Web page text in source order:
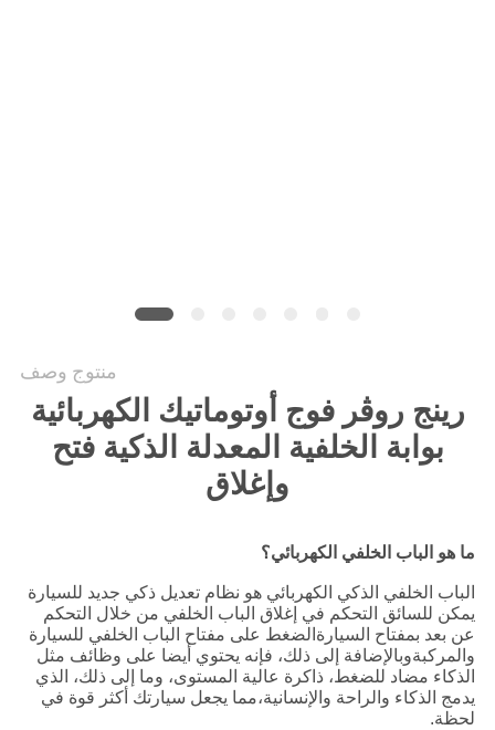
منتوج وصف
رينج روڤر فوج أوتوماتيك الكهربائية
بوابة الخلفية المعدلة الذكية فتح
وإغلاق
ما هو الباب الخلفي الكهربائي؟
الباب الخلفي الذكي الكهربائي هو نظام تعديل ذكي جديد للسيارة
يمكن للسائق التحكم في إغلاق الباب الخلفي من خلال التحكم
عن بعد بمفتاح السيارةالضغط على مفتاح الباب الخلفي للسيارة
والمركبةوبالإضافة إلى ذلك، فإنه يحتوي أيضا على وظائف مثل
الذكاء مضاد للضغط، ذاكرة عالية المستوى، وما إلى ذلك، الذي
يدمج الذكاء والراحة والإنسانية،مما يجعل سيارتك أكثر قوة في
لحظة.